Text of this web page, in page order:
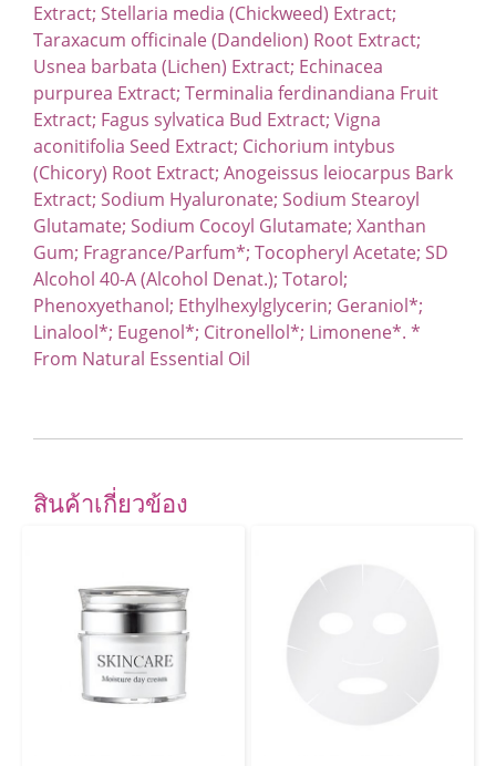
Extract; Stellaria media (Chickweed) Extract;
Taraxacum officinale (Dandelion) Root Extract;
Usnea barbata (Lichen) Extract; Echinacea
purpurea Extract; Terminalia ferdinandiana Fruit
Extract; Fagus sylvatica Bud Extract; Vigna
aconitifolia Seed Extract; Cichorium intybus
(Chicory) Root Extract; Anogeissus leiocarpus Bark
Extract; Sodium Hyaluronate; Sodium Stearoyl
Glutamate; Sodium Cocoyl Glutamate; Xanthan
Gum; Fragrance/Parfum*; Tocopheryl Acetate; SD
Alcohol 40-A (Alcohol Denat.); Totarol;
Phenoxyethanol; Ethylhexylglycerin; Geraniol*;
Linalool*; Eugenol*; Citronellol*; Limonene*. *
From Natural Essential Oil
สินค้าเกี่ยวข้อง